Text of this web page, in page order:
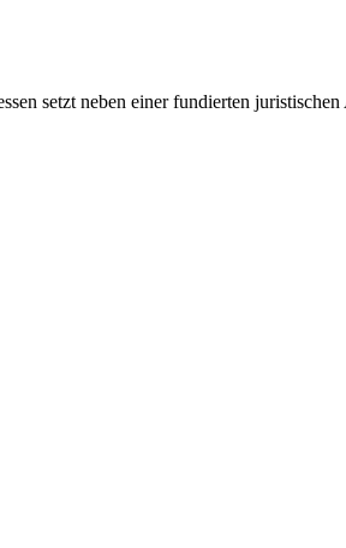
setzt neben einer fundierten